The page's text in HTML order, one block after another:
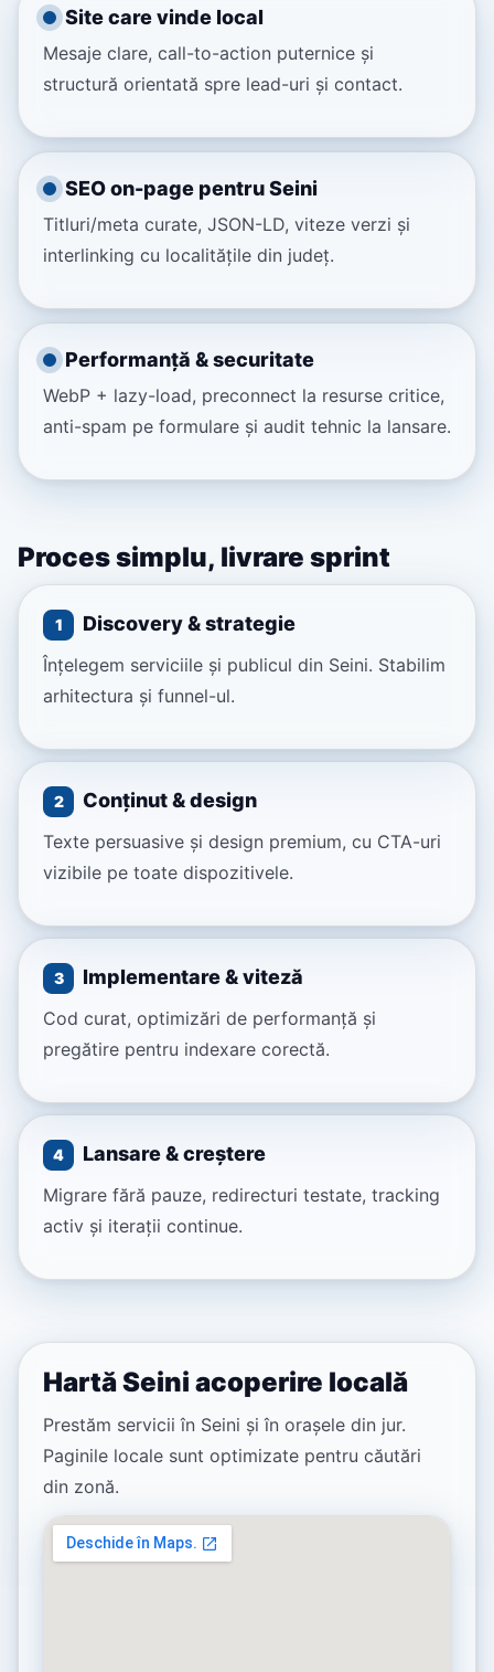
Site care vinde local
Mesaje clare, call-to-action puternice și
structură orientată spre lead-uri și contact.
SEO on-page pentru Seini
Titluri/meta curate, JSON-LD, viteze verzi și
interlinking cu localitățile din județ.
Performanță & securitate
WebP + lazy-load, preconnect la resurse critice,
anti-spam pe formulare și audit tehnic la lansare.
Proces simplu, livrare sprint
1 Discovery & strategie
Înțelegem serviciile și publicul din Seini. Stabilim
arhitectura și funnel-ul.
2 Conținut & design
Texte persuasive și design premium, cu CTA-uri
vizibile pe toate dispozitivele.
3 Implementare & viteză
Cod curat, optimizări de performanță și
pregătire pentru indexare corectă.
4 Lansare & creștere
Migrare fără pauze, redirecturi testate, tracking
activ și iterații continue.
Hartă Seini acoperire locală
Prestăm servicii în Seini și în orașele din jur.
Paginile locale sunt optimizate pentru căutări
din zonă.